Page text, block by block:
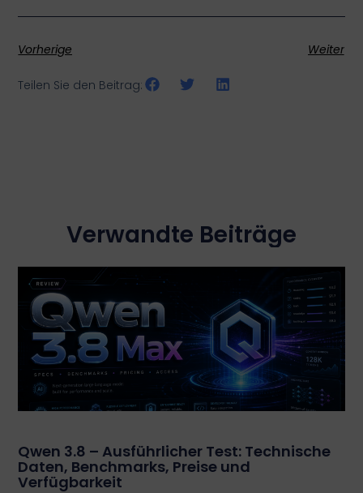
Vorherige Weiter
Teilen Sie den Beitrag:
Verwandte Beiträge
Qwen 3.8 – Ausführlicher Test: Technische
Daten, Benchmarks, Preise und
Verfügbarkeit